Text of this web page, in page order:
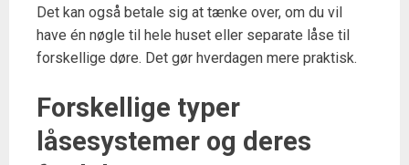
Det kan også betale sig at tænke over, om du vil
have én nøgle til hele huset eller separate låse til
forskellige døre. Det gør hverdagen mere praktisk.
Forskellige typer
låsesystemer og deres